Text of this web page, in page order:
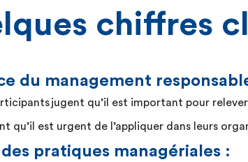
chiffres
du management
jugent qu’il est important pour
qu’il est urgent de l’appliquer dans leurs
pratiques managériales :